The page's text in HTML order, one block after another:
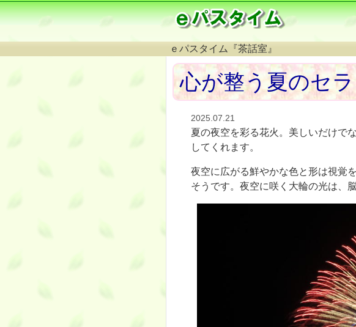
ｅパスタイム『茶話室』
心が整う夏のセ
2025.07.21
夏の夜空を彩る花火。美しいだけで
してくれます。
夜空に広がる鮮やかな色と形は視覚
そうです。夜空に咲く大輪の光は、